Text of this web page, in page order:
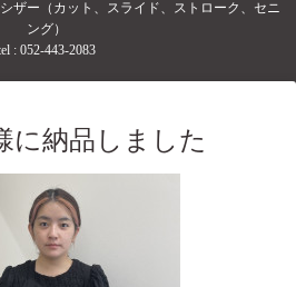
ザー（カット、スライド、ストローク、セニ
ング）
: 052-443-2083
に納品しました